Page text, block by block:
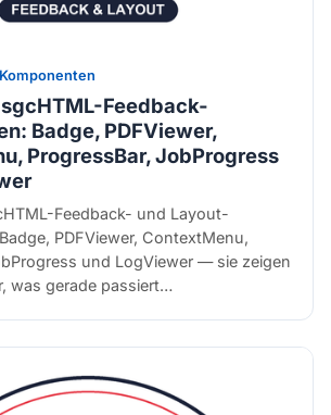
Komponenten
Feedback-
Badge, PDFViewer,
ProgressBar, JobProgress
Feedback- und Layout-
PDFViewer, ContextMenu,
und LogViewer — sie zeigen
was gerade passiert…